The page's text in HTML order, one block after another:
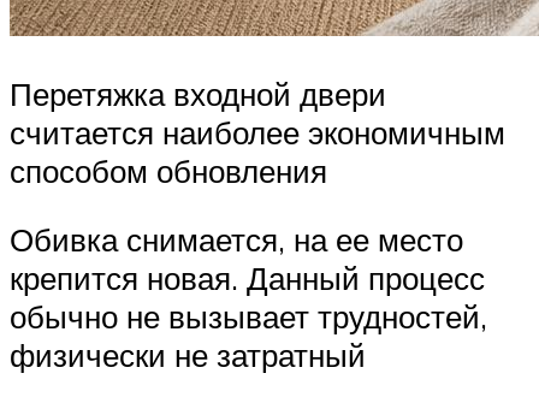
Перетяжка входной двери
считается наиболее экономичным
способом обновления
Обивка снимается, на ее место
крепится новая. Данный процесс
обычно не вызывает трудностей,
физически не затратный